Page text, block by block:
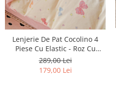
Lenjerie De Pat Cocolino 4
Piese Cu Elastic - Roz Cu
Fundite Colorate
289,00 Lei
179,00 Lei